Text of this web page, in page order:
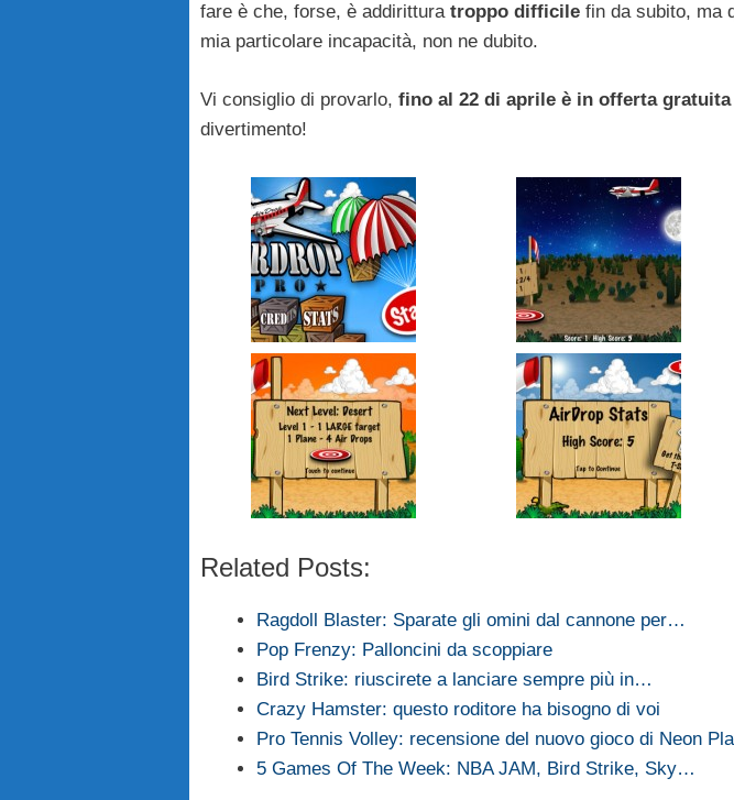
fare è che, forse, è addirittura troppo difficile fin da subito, ma
mia particolare incapacità, non ne dubito.
Vi consiglio di provarlo, fino al 22 di aprile è in offerta gratuita
divertimento!
Related Posts:
Ragdoll Blaster: Sparate gli omini dal cannone per…
Pop Frenzy: Palloncini da scoppiare
Bird Strike: riuscirete a lanciare sempre più in…
Crazy Hamster: questo roditore ha bisogno di voi
Pro Tennis Volley: recensione del nuovo gioco di Neon
5 Games Of The Week: NBA JAM, Bird Strike, Sky…